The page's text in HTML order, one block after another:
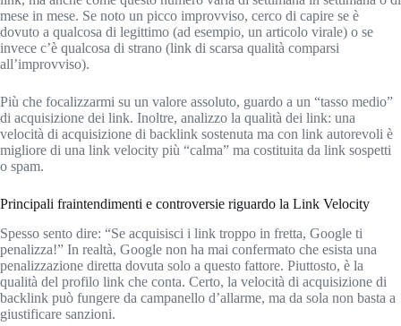
mese in mese. Se noto un picco improvviso, cerco di capire se è
dovuto a qualcosa di legittimo (ad esempio, un articolo virale) o se
invece c’è qualcosa di strano (link di scarsa qualità comparsi
all’improvviso).
Più che focalizzarmi su un valore assoluto, guardo a un “tasso medio”
di acquisizione dei link. Inoltre, analizzo la qualità dei link: una
velocità di acquisizione di backlink sostenuta ma con link autorevoli è
migliore di una link velocity più “calma” ma costituita da link sospetti
o spam.
Principali fraintendimenti e controversie riguardo la Link Velocity
Spesso sento dire: “Se acquisisci i link troppo in fretta, Google ti
penalizza!” In realtà, Google non ha mai confermato che esista una
penalizzazione diretta dovuta solo a questo fattore. Piuttosto, è la
qualità del profilo link che conta. Certo, la velocità di acquisizione di
backlink può fungere da campanello d’allarme, ma da sola non basta a
giustificare sanzioni.